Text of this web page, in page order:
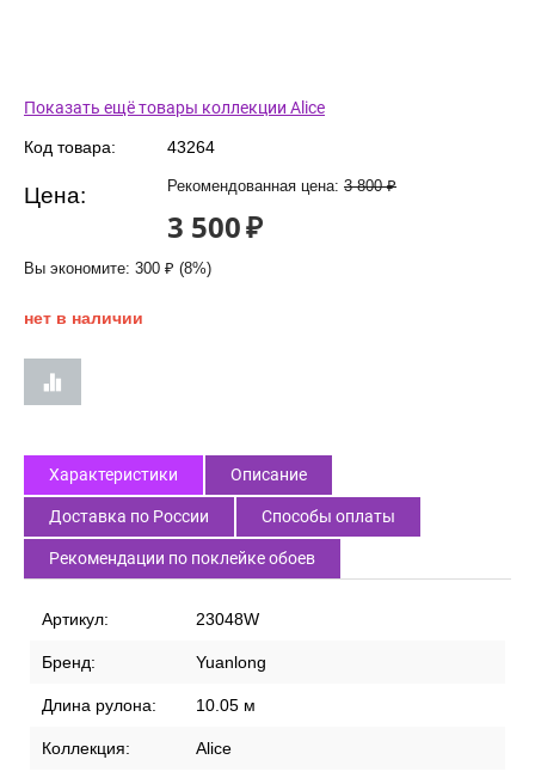
Показать ещё товары коллекции Alice
Код товара: 43264
Рекомендованная цена: 3 800 ₽
Цена:
3 500₽
Вы экономите: 300 ₽ (8%)
нет в наличии
Характеристики Описание
Доставка по России Способы оплаты
Рекомендации по поклейке обоев
Артикул: 23048W
Бренд: Yuanlong
Длина рулона: 10.05 м
Коллекция: Alice